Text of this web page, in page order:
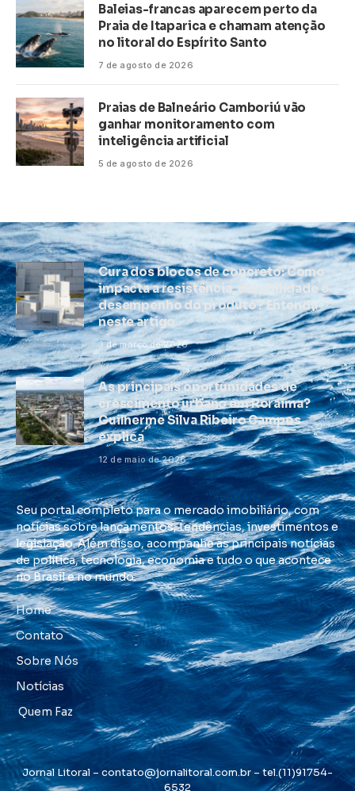
Baleias-francas aparecem perto da
Praia de Itaparica e chamam atenção
no litoral do Espírito Santo
7 de agosto de 2026
Praias de Balneário Camboriú vão
ganhar monitoramento com
inteligência artificial
5 de agosto de 2026
Cura dos blocos de concreto: Como
impacta a resistência, durabilidade e
desempenho do produto? Entenda
neste artigo
3 de março de 2026
As principais oportunidades de
crescimento urbano em Roraima?
Guilherme Silva Ribeiro Campos
explica
12 de maio de 2026
Seu portal completo para o mercado imobiliário, com
notícias sobre lançamentos, tendências, investimentos e
legislação. Além disso, acompanhe as principais notícias
de política, tecnologia, economia e tudo o que acontece
no Brasil e no mundo.
Home
Contato
Sobre Nós
Notícias
Quem Faz
Jornal Litoral – contato@jornalitoral.com.br – tel.(11)91754-
6532